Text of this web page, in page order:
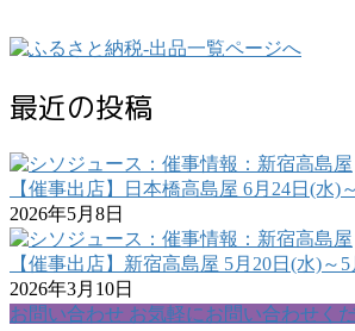
最近の投稿
【催事出店】日本橋高島屋 6月24日(水)
2026年5月8日
【催事出店】新宿高島屋 5月20日(水)～
2026年3月10日
お問い合わせ お気軽にお問い合わせくだ